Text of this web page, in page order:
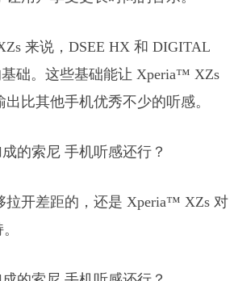
来说，DSEE HX 和 DIGITAL
础。这些基础能让 Xperia™ XZs
比其他手机优秀不少的听感。
拉开差距的，还是 Xperia™ XZs 对